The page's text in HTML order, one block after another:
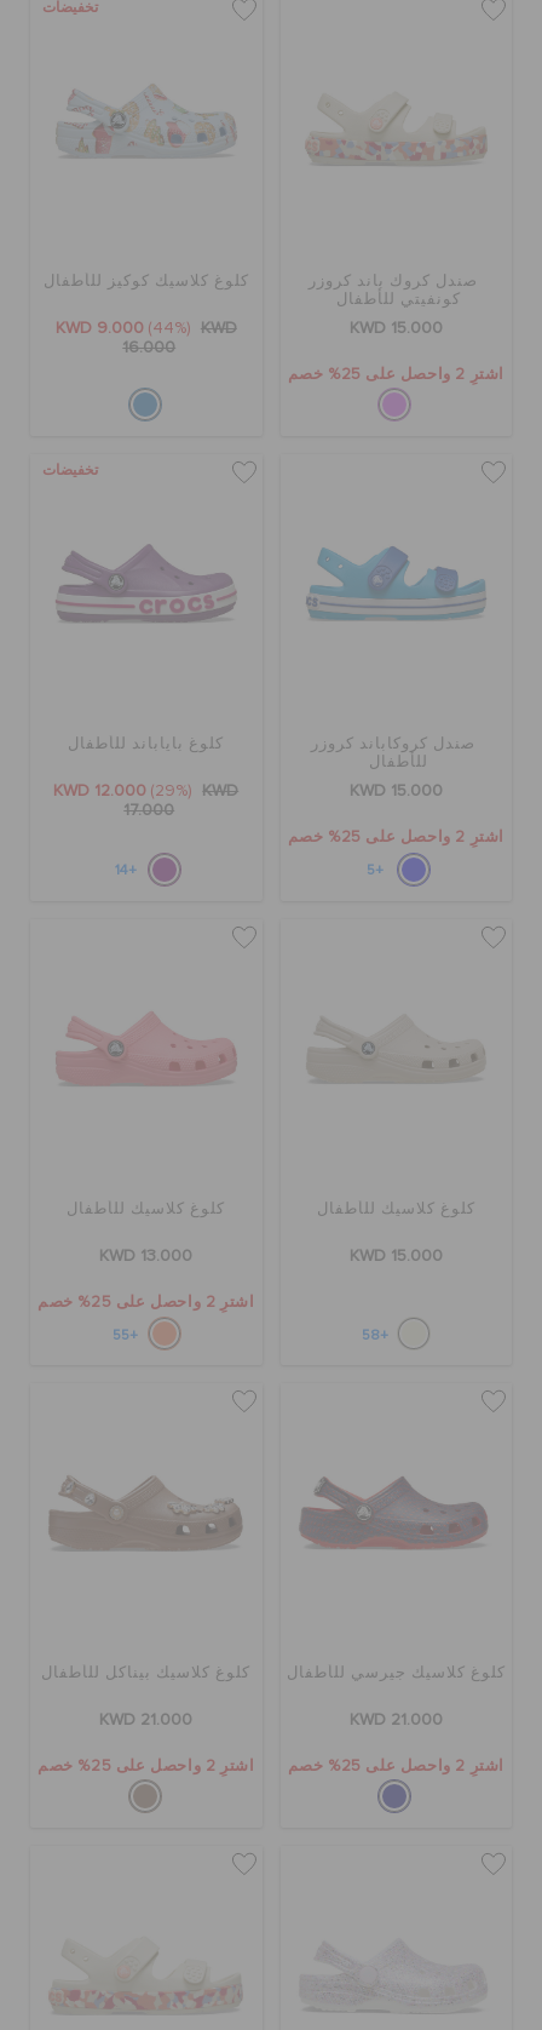
صندل كروك باند كروزر
كونفيتي للأطفال
KWD 15.000
اشترِ 2 واحصل على 25% خصم
تخفيضات
كلوغ كلاسيك كوكيز للأطفال
KWD 9.000 (44%)
KWD
16.000
صندل كروكاباند كروزر
للأطفال
KWD 15.000
اشترِ 2 واحصل على 25% خصم
+5
تخفيضات
كلوغ باياباند للأطفال
KWD 12.000 (29%)
KWD
17.000
+14
كلوغ كلاسيك للأطفال
KWD 15.000
+58
كلوغ كلاسيك للأطفال
KWD 13.000
اشترِ 2 واحصل على 25% خصم
+55
كلوغ كلاسيك جيرسي للأطفال
KWD 21.000
اشترِ 2 واحصل على 25% خصم
كلوغ كلاسيك بيناكل للأطفال
KWD 21.000
اشترِ 2 واحصل على 25% خصم